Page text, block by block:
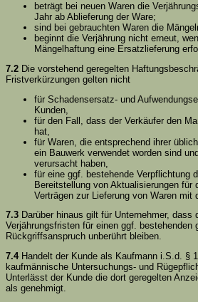
beträgt bei neuen Waren die
Jahr ab Ablieferung der Ware;
sind bei gebrauchten Waren die
beginnt die Verjährung nicht erneut,
Mängelhaftung eine Ersatzlieferung
7.2 Die vorstehend geregelten
Fristverkürzungen gelten nicht
für Schadensersatz- und
Kunden,
für den Fall, dass der Verkäufer den
hat,
für Waren, die entsprechend ihrer
ein Bauwerk verwendet worden sind
verursacht haben,
für eine ggf. bestehende Verpflichtung
Bereitstellung von Aktualisierungen für
Verträgen zur Lieferung von Waren mit
7.3 Darüber hinaus gilt für Unternehmer, dass
Verjährungsfristen für einen ggf. bestehenden
Rückgriffsanspruch unberührt bleiben.
7.4Handelt der Kunde als Kaufmann i.S.d. §
kaufmännische Untersuchungs- und
Unterlässt der Kunde die dort geregelten
als genehmigt.